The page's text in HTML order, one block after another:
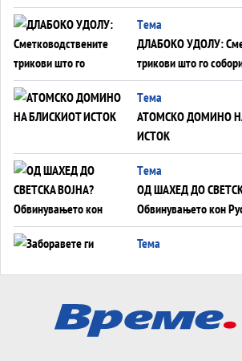
од отворените закани
Tема
ДЛАБОКО УДОЛУ:
трикови што го
применуваат
Tема
АТОМСКО ДОМИНО
ИСТОК
Tема
ОД ШАХЕД ДО
Обвинувањето кон
Блискиот Исток со
поле?
Тема
Анализа
Приватни факултети